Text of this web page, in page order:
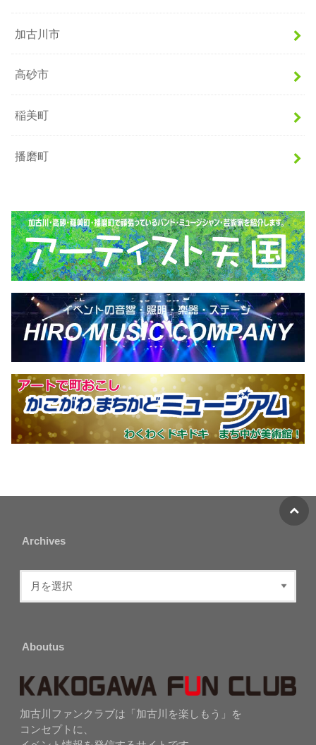
加古川市
高砂市
稲美町
播磨町
Archives
Aboutus
加古川ファンクラブは「加古川を楽しもう」を
コンセプトに、